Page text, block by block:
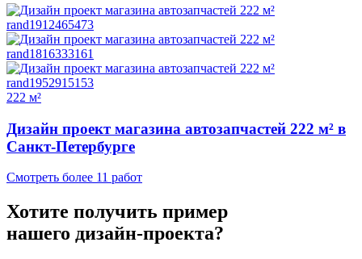
222 м²
Дизайн проект магазина автозапчастей 222 м² в
Санкт-Петербурге
Смотреть более 11 работ
Хотите получить пример
нашего дизайн-проекта?